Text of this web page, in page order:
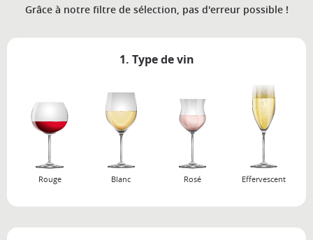
Grâce à notre filtre de sélection, pas d'erreur possible !
1. Type de vin
Rouge Blanc Rosé Effervescent